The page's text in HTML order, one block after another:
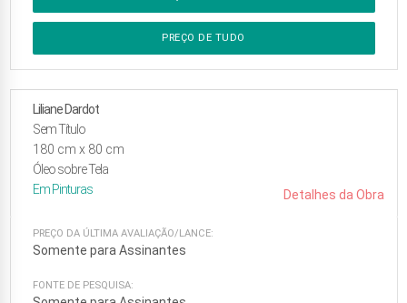
PREÇO DE TUDO
Liliane Dardot
Sem Título
180 cm x 80 cm
Óleo sobre Tela
Em Pinturas Detalhes da Obra
PREÇO DA ÚLTIMA AVALIAÇÃO/LANCE:
Somente para Assinantes
FONTE DE PESQUISA: